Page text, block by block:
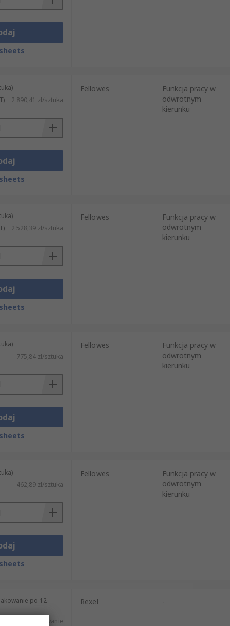
2 890,41 zł/sztuka
Fellowes
Funkcja pracy w
odwrotnym
kierunku
2 528,39 zł/sztuka
Fellowes
Funkcja pracy w
odwrotnym
kierunku
775,84 zł/sztuka
Fellowes
Funkcja pracy w
odwrotnym
kierunku
462,89 zł/sztuka
Fellowes
Funkcja pracy w
odwrotnym
kierunku
po 12
197,19 zł/opakowanie
Rexel -